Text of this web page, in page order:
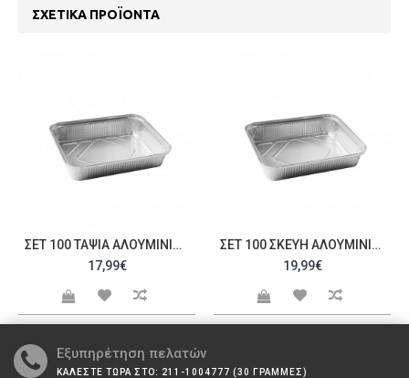
ΣΧΕΤΙΚΆ ΠΡΟΪΌΝΤΑ
ΣΕΤ 100 ΤΑΨΙΆ ΑΛΟΥΜΙΝΊΟΥ ΜΊΑΣ ΧΡΉΣΗΣ 22 5X17 5X3 5CM C202347
17,99€
ΣΕΤ 100 ΣΚΕΎΗ ΑΛΟΥΜΙΝΊΟΥ ΜΕΣΑΊΟ ΜΊΑΣ ΧΡΉΣΗΣ 22 5X17 5X3 5CM C202348
19,99€
Εξυπηρέτηση πελατών
ΚΑΛΕΣΤΕ ΤΩΡΑ ΣΤΟ: 211-1004777 (30 ΓΡΑΜΜΕΣ)